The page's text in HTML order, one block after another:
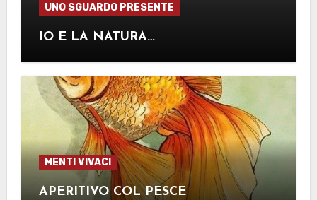
UNO SGUARDO PRESENTE
IO E LA NATURA…
MENTI VIVACI
APERITIVO COL PESCE